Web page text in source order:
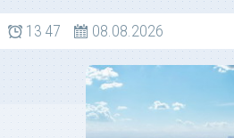
13 47 08.08.2026